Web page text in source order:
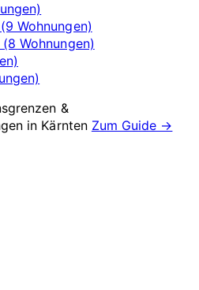
Wohnungen)
Wohnungen)
&
in Kärnten Zum Guide →